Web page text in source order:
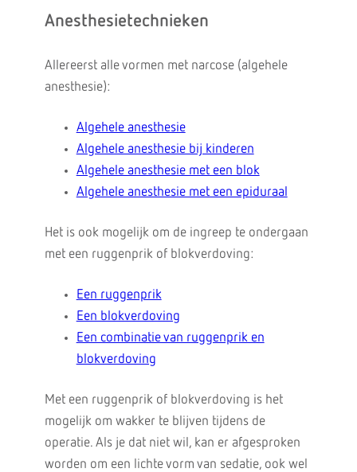
Anesthesietechnieken
Allereerst alle vormen met narcose (algehele
anesthesie):
Algehele anesthesie
Algehele anesthesie bij kinderen
Algehele anesthesie met een blok
Algehele anesthesie met een epiduraal
Het is ook mogelijk om de ingreep te ondergaan
met een ruggenprik of blokverdoving:
Een ruggenprik
Een blokverdoving
Een combinatie van ruggenprik en
blokverdoving
Met een ruggenprik of blokverdoving is het
mogelijk om wakker te blijven tijdens de
operatie. Als je dat niet wil, kan er afgesproken
worden om een lichte vorm van sedatie, ook wel